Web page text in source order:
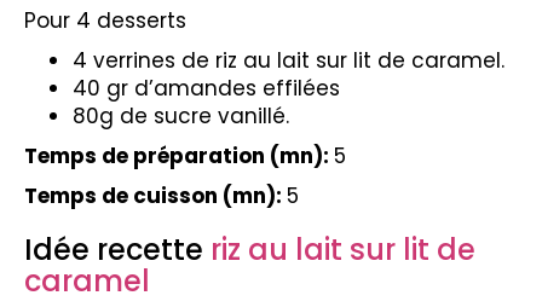
Pour 4 desserts
4 verrines de riz au lait sur lit de caramel.
40 gr d’amandes effilées
80g de sucre vanillé.
Temps de préparation (mn): 5
Temps de cuisson (mn): 5
Idée recette riz au lait sur lit de
caramel